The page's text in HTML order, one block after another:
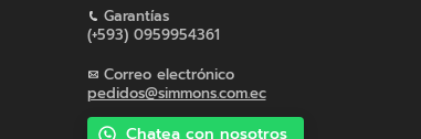
Garantías
(+593) 0959954361
Correo electrónico
pedidos@simmons.com.ec